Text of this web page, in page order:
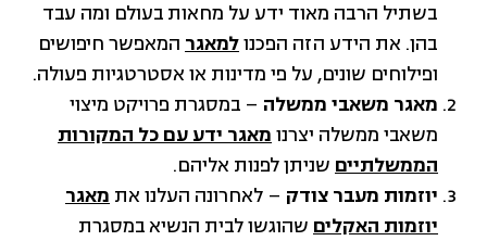
בשתיל הרבה מאוד ידע על מחאות בעולם ומה עבד
בהן. את הידע הזה הפכנולמאגר המאפשר חיפושים
ופילוחים שונים, על פי מדינות או אסטרטגיות פעולה.
מאגר משאבי ממשלה – במסגרת פרויקט מיצוי
משאבי ממשלה יצרנומאגר ידע עם כל המקורות
הממשלתיים שניתן לפנות אליהם.
יוזמות מעבר צודק – לאחרונה העלנו את מאגר
יוזמות האקלים שהוגשו לבית הנשיא במסגרת